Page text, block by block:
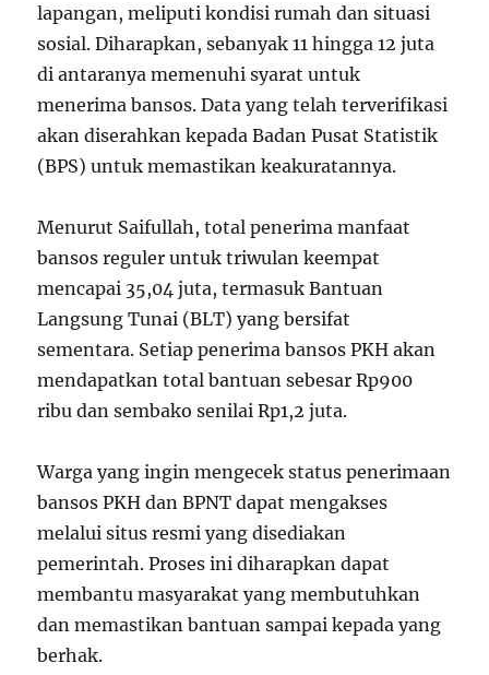
lapangan, meliputi kondisi rumah dan situasi
sosial. Diharapkan, sebanyak 11 hingga 12 juta
di antaranya memenuhi syarat untuk
menerima bansos. Data yang telah terverifikasi
akan diserahkan kepada Badan Pusat Statistik
(BPS) untuk memastikan keakuratannya.
Menurut Saifullah, total penerima manfaat
bansos reguler untuk triwulan keempat
mencapai 35,04 juta, termasuk Bantuan
Langsung Tunai (BLT) yang bersifat
sementara. Setiap penerima bansos PKH akan
mendapatkan total bantuan sebesar Rp900
ribu dan sembako senilai Rp1,2 juta.
Warga yang ingin mengecek status penerimaan
bansos PKH dan BPNT dapat mengakses
melalui situs resmi yang disediakan
pemerintah. Proses ini diharapkan dapat
membantu masyarakat yang membutuhkan
dan memastikan bantuan sampai kepada yang
berhak.